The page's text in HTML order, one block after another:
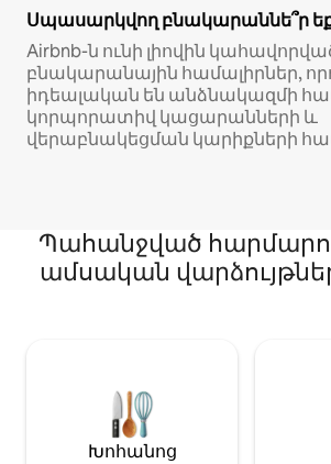
Սպասարկվող բնակարաննե՞ր
Airbnb-ն ունի լիովին
բնակարանային համալիրներ,
իդեալական են անձնակազմի
կորպորատիվ կացարանների և
վերաբնակեցման կարիքների
Պահանջված
ամսական
Խոհանոց